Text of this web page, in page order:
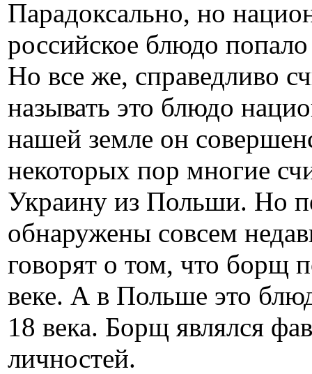
Парадоксально, но
российское блюдо
Но все же, справедливо
называть это блюдо
нашей земле он
некоторых пор многие
Украину из Польши. Но
обнаружены совсем
говорят о том, что борщ
веке. А в Польше это
18 века. Борщ являлся
личностей.